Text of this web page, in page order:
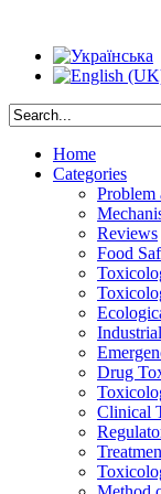
Home
Categories
Problem
Reviews
Food
Drug
Clinical